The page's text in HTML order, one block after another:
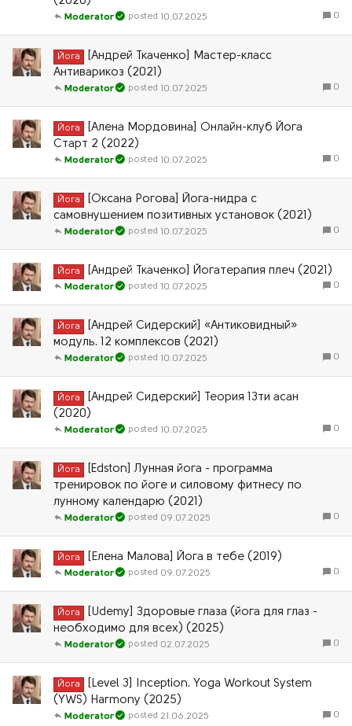
0
10.07.2025
Moderator
Йога
[Андрей Ткаченко] Мастер-класс
Антиварикоз (2021)
0
10.07.2025
Moderator
Йога
[Алена Мордовина] Онлайн-клуб Йога
Старт 2 (2022)
0
10.07.2025
Moderator
Йога
[Оксана Рогова] Йога-нидра с
самовнушением позитивных установок (2021)
0
10.07.2025
Moderator
Йога [Андрей Ткаченко] Йогатерапия плеч (2021)
0
10.07.2025
Moderator
Йога
[Андрей Сидерский] «Антиковидный»
модуль. 12 комплексов (2021)
0
10.07.2025
Moderator
Йога
[Андрей Сидерский] Теория 13ти асан
(2020)
0
10.07.2025
Moderator
Йога
[Edston] Лунная йога - программа
тренировок по йоге и силовому фитнесу по
лунному календарю (2021)
0
09.07.2025
Moderator
Йога [Елена Малова] Йога в тебе (2019)
0
09.07.2025
Moderator
Йога
[Udemy] Здоровые глаза (йога для глаз -
необходимо для всех) (2025)
0
02.07.2025
Moderator
Йога
[Level 3] Inception. Yoga Workout System
(YWS) Harmony (2025)
0
21.06.2025
Moderator